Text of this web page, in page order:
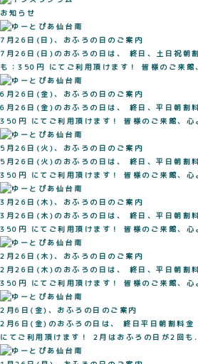
お知らせ
7月26日(日)、おふろの日のご案内
7月26日(日)のおふろの日は、 終日、土日祝朝
も：350円 にてご利用頂けます！ 皆様のご来
6月26日(金)、おふろの日のご案内
6月26日(金)のおふろの日は、 終日、平日朝割
350円 にてご利用頂けます！ 皆様のご来館、
5月26日(火)、おふろの日のご案内
5月26日(火)のおふろの日は、 終日、平日朝割
350円 にてご利用頂けます！ 皆様のご来館、
3月26日(木)、おふろの日のご案内
3月26日(木)のおふろの日は、 終日、平日朝割
350円 にてご利用頂けます！ 皆様のご来館、
2月26日(木)、おふろの日のご案内
2月26日(木)のおふろの日は、 終日、平日朝割
350円 にてご利用頂けます！ 皆様のご来館、
2月6日(金)、おふろの日のご案内
2月6日(金)のおふろの日は、 終日平日朝割料
にてご利用頂けます！ 2月はおふろの日が2回